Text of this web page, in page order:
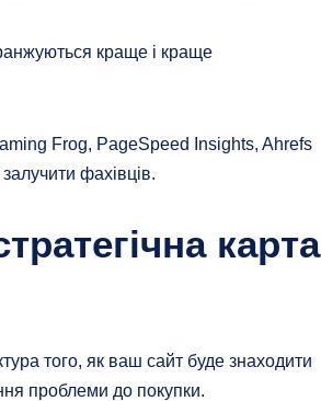
краще і краще
Frog, PageSpeed Insights, Ahrefs
фахівців.
карта
того, як ваш сайт буде знаходити
проблеми до покупки.